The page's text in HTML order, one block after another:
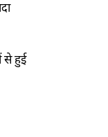
से हुई